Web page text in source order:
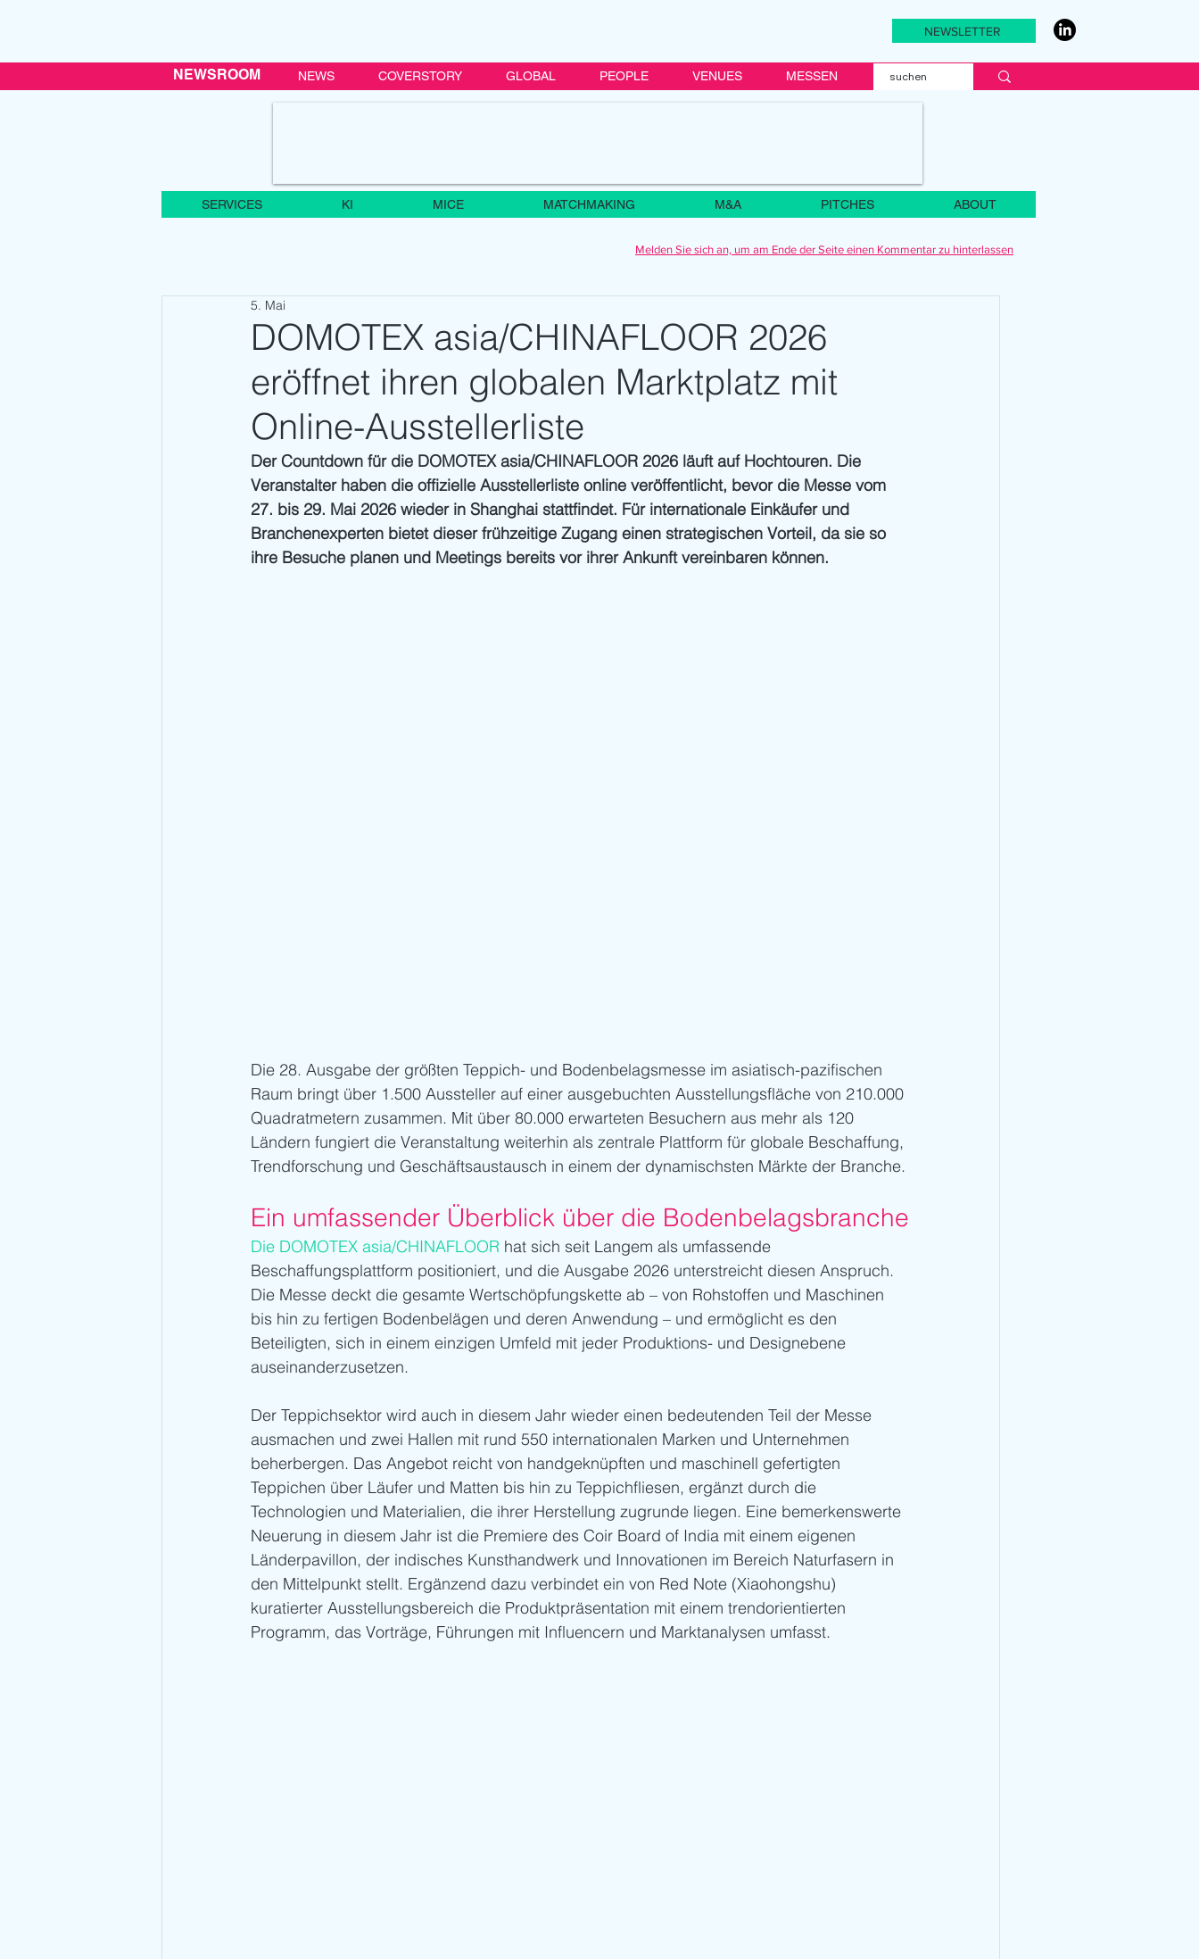
NEWSLETTER
NEWS COVERSTORY GLOBAL PEOPLE VENUES MESSEN
NEWSROOM
SERVICES KI MICE MATCHMAKING M&A PITCHES ABOUT
Melden Sie sich an, um am Ende der Seite einen Kommentar zu hinterlassen
DOMOTEX asia/CHINAFLOOR 2026
eröffnet ihren globalen Marktplatz mit
Online-Ausstellerliste
5. Mai
Der Countdown für die DOMOTEX asia/CHINAFLOOR 2026 läuft auf Hochtouren. Die
Veranstalter haben die offizielle Ausstellerliste online veröffentlicht, bevor die Messe vom
27. bis 29. Mai 2026 wieder in Shanghai stattfindet. Für internationale Einkäufer und
Branchenexperten bietet dieser frühzeitige Zugang einen strategischen Vorteil, da sie so
ihre Besuche planen und Meetings bereits vor ihrer Ankunft vereinbaren können.
Die 28. Ausgabe der größten Teppich- und Bodenbelagsmesse im asiatisch-pazifischen
Raum bringt über 1.500 Aussteller auf einer ausgebuchten Ausstellungsfläche von 210.000
Quadratmetern zusammen. Mit über 80.000 erwarteten Besuchern aus mehr als 120
Ländern fungiert die Veranstaltung weiterhin als zentrale Plattform für globale Beschaffung,
Trendforschung und Geschäftsaustausch in einem der dynamischsten Märkte der Branche.
Ein umfassender Überblick über die Bodenbelagsbranche
Die DOMOTEX asia/CHINAFLOOR hat sich seit Langem als umfassende
Beschaffungsplattform positioniert, und die Ausgabe 2026 unterstreicht diesen Anspruch.
Die Messe deckt die gesamte Wertschöpfungskette ab – von Rohstoffen und Maschinen
bis hin zu fertigen Bodenbelägen und deren Anwendung – und ermöglicht es den
Beteiligten, sich in einem einzigen Umfeld mit jeder Produktions- und Designebene
auseinanderzusetzen.
Der Teppichsektor wird auch in diesem Jahr wieder einen bedeutenden Teil der Messe
ausmachen und zwei Hallen mit rund 550 internationalen Marken und Unternehmen
beherbergen. Das Angebot reicht von handgeknüpften und maschinell gefertigten
Teppichen über Läufer und Matten bis hin zu Teppichfliesen, ergänzt durch die
Technologien und Materialien, die ihrer Herstellung zugrunde liegen. Eine bemerkenswerte
Neuerung in diesem Jahr ist die Premiere des Coir Board of India mit einem eigenen
Länderpavillon, der indisches Kunsthandwerk und Innovationen im Bereich Naturfasern in
den Mittelpunkt stellt. Ergänzend dazu verbindet ein von Red Note (Xiaohongshu)
kuratierter Ausstellungsbereich die Produktpräsentation mit einem trendorientierten
Programm, das Vorträge, Führungen mit Influencern und Marktanalysen umfasst.